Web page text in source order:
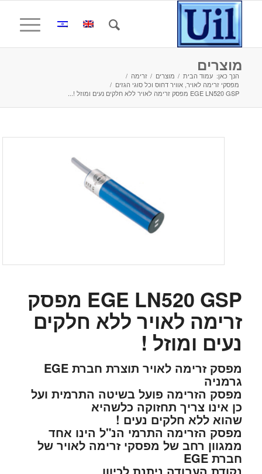
מוצרים
הנך כאן: עמוד הבית / מוצרים / זרימה /
מפסקי זרימה לאויר, אוויר דחוס וכל סוגי הגזים /
EGE LN520 GSP מפסק זרימה לאויר ללא חלקים נעים ומוזל !...
EGE LN520 GSP מפסק
זרימה לאויר ללא חלקים
נעים ומוזל !
מפסק זרימה לאויר תוצרת חברת EGE
גרמניה
מפסק הזרימה פועל בשיטה התרמית ועל
כן אינו צריך תחזוקה כלשהיא
שהוא ללא חלקים נעים !
מפסק הזרימה התרמי הנ"ל הינו אחד
ממגוון רחב של מפסקי זרימה לאויר של
חברת EGE